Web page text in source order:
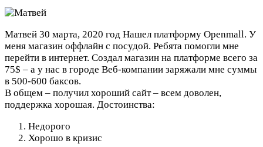
Матвей 30 марта, 2020 год Нашел платформу Openmall. У
меня магазин оффлайн с посудой. Ребята помогли мне
перейти в интернет. Создал магазин на платформе всего за
75$ – а у нас в городе Веб-компании заряжали мне суммы
в 500-600 баксов.
В общем – получил хороший сайт – всем доволен,
поддержка хорошая. Достоинства:
Недорого
Хорошо в кризис